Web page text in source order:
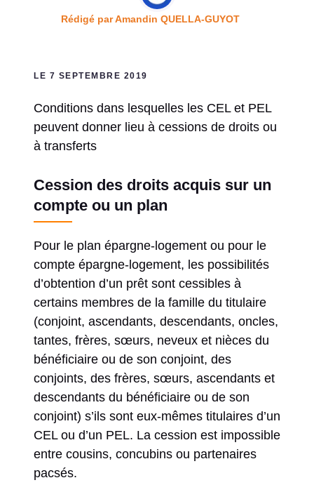
Rédigé parAmandin QUELLA-GUYOT
LE 7 SEPTEMBRE 2019
Conditions dans lesquelles les CEL et PEL
peuvent donner lieu à cessions de droits ou
à transferts
Cession des droits acquis sur un
compte ou un plan
Pour le plan épargne-logement ou pour le
compte épargne-logement, les possibilités
d’obtention d’un prêt sont cessibles à
certains membres de la famille du titulaire
(conjoint, ascendants, descendants, oncles,
tantes, frères, sœurs, neveux et nièces du
bénéficiaire ou de son conjoint, des
conjoints, des frères, sœurs, ascendants et
descendants du bénéficiaire ou de son
conjoint) s’ils sont eux-mêmes titulaires d’un
CEL ou d’un PEL. La cession est impossible
entre cousins, concubins ou partenaires
pacsés.